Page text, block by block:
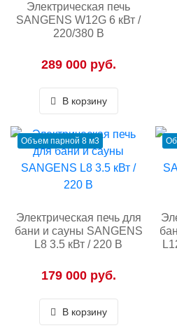
Электрическая печь
SANGENS W12G 6 кВт /
220/380 В
289 000 руб.
В корзину
Объем парной 8 м3
Электрическая печь для
бани и сауны SANGENS
L8 3.5 кВт / 220 В
179 000 руб.
В корзину